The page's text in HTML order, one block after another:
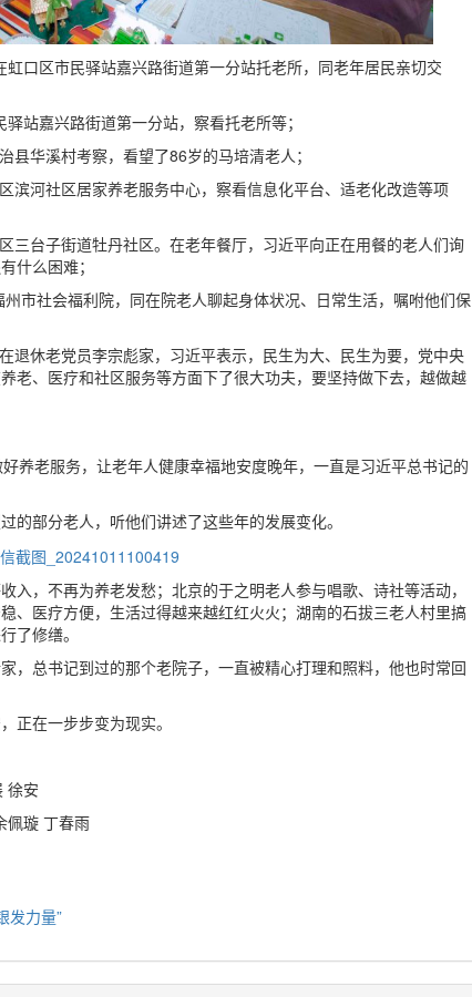
口区市民驿站嘉兴路街道第一分站托老所，同老年居民亲切交
站嘉兴路街道第一分站，察看托老所等；
华溪村考察，看望了86岁的马培清老人；
滨河社区居家养老服务中心，察看信息化平台、适老化改造等项
三台子街道牡丹社区。在老年餐厅，习近平向正在用餐的老人们询
什么困难；
市社会福利院，同在院老人聊起身体状况、日常生活，嘱咐他们保
退休老党员李宗彪家，习近平表示，民生为大、民生为要，党中央
老、医疗和社区服务等方面下了很大功夫，要坚持做下去，越做越
养老服务，让老年人健康幸福地安度晚年，一直是习近平总书记的
的部分老人，听他们讲述了这些年的发展变化。
入，不再为养老发愁；北京的于之明老人参与唱歌、诗社等活动，
、医疗方便，生活过得越来越红红火火；湖南的石拔三老人村里搞
了修缮。
，总书记到过的那个老院子，一直被精心打理和照料，他也时常回
正在一步步变为现实。
徐安
佩璇 丁春雨
发力量”